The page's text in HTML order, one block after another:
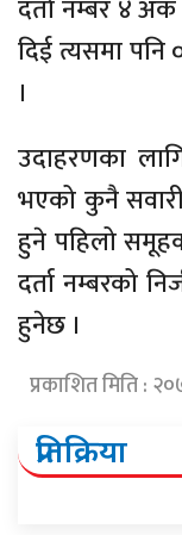
दर्ता नम्बर ४
दिई त्यसमा
।
उदाहरणका
भएको कुनै सवारी
हुने पहिलो
दर्ता नम्बरको
हुनेछ ।
प्रकाशित मिति :
प्रतिक्रिया